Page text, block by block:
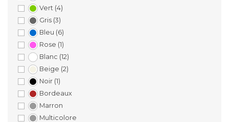
Vert (4)
Gris (3)
Bleu (6)
Rose (1)
Blanc (12)
Beige (2)
Noir (1)
Bordeaux
Marron
Multicolore